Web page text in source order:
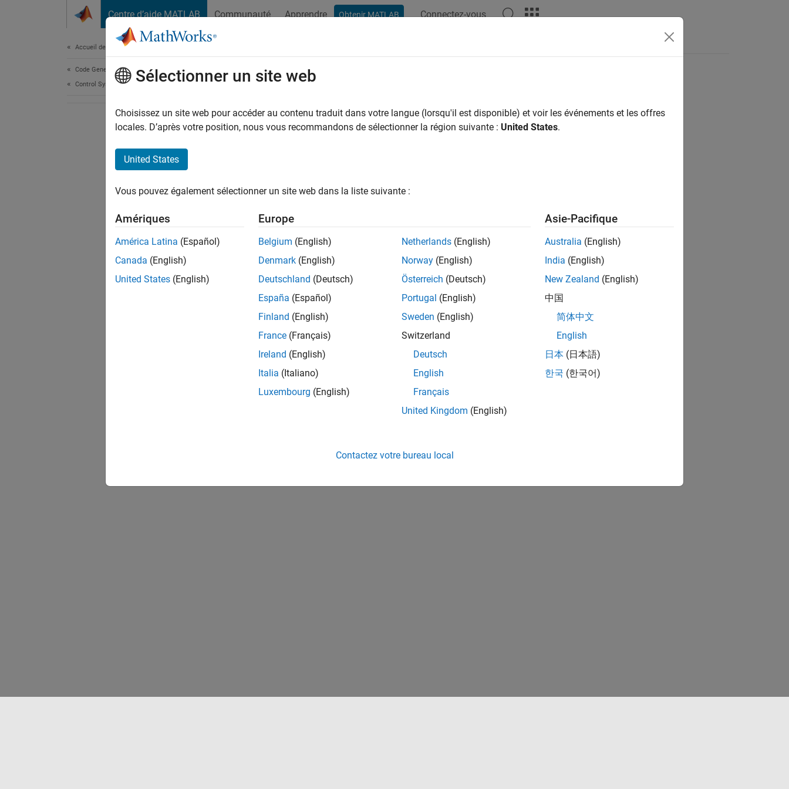
Centre d’aide MATLAB Communauté Apprendre Obtenir MATLAB Connectez-vous
Accueil de la documentation
Code Generation
Control Systems
How useful was this information?
Sélectionner un site web
Choisissez un site web pour accéder au contenu traduit dans votre langue (lorsqu'il est disponible) et voir les événements et les offres
locales. D’après votre position, nous vous recommandons de sélectionner la région suivante : United States.
United States
Vous pouvez également sélectionner un site web dans la liste suivante :
Amériques
América Latina (Español)
Canada (English)
United States (English)
Europe
Belgium (English)
Denmark (English)
Deutschland (Deutsch)
España (Español)
Finland (English)
France (Français)
Ireland (English)
Italia (Italiano)
Luxembourg (English)
Netherlands (English)
Norway (English)
Österreich (Deutsch)
Portugal (English)
Sweden (English)
Switzerland
Deutsch
English
Français
United Kingdom (English)
Asie-Pacifique
Australia (English)
India (English)
New Zealand (English)
中国
简体中文
English
日本 (日本語)
한국 (한국어)
Contactez votre bureau local